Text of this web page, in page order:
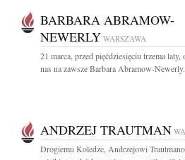
BARBARA ABRAMOW-
NEWERLY WARSZAWA
21 marca, przed pięćdziesięciu trzema laty,
nas na zawsze Barbara Abramow-
ANDRZEJ TRAUTMAN
Drogiemu Koledze, Andrzejowi